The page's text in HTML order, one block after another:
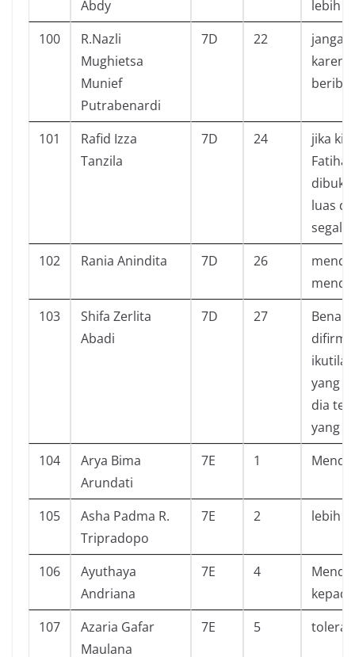
Abdy
lebih
100
R.Nazli
Mughietsa
Munief
Putrabenardi
7D 22
101
Rafid Izza
Tanzila
7D 24
jika
luas
segala
102
Rania Anindita 7D 26
103
Shifa Zerlita
Abadi
7D 27
yang
dia
yang
104
Arya Bima
Arundati
7E 1
105
Asha Padma R.
Tripradopo
7E 2 lebih
106
Ayuthaya
Andriana
7E 4
107
Azaria Gafar
Maulana
7E 5